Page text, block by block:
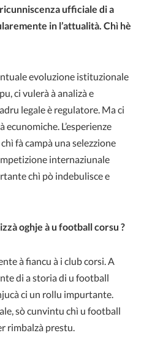
ufficiale di a
in l’attualità. Chì hè
evoluzione istituzionale
ci vulerà à analizà e
legale è regulatore. Ma ci
L’esperienze
fà campà una selezzione
internaziunale
chì pò indebulisce e
oghje à u football corsu ?
à fiancu à i club corsi. A
di a storia di u football
ci un rollu impurtante.
sò cunvintu chì u football
rimbalzà prestu.